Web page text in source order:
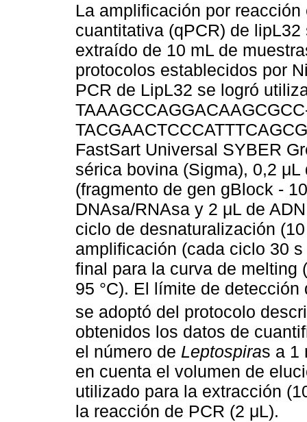
La amplificación por
cuantitativa (qPCR) de
extraído de 10 mL de
protocolos establecidos por
PCR de LipL32 se logró
FastSart Universal SYBER
sérica bovina (Sigma), 0,2
(fragmento de gen gBlock -
DNAsa/RNAsa y 2 μL de
ciclo de desnaturalización
amplificación (cada ciclo 30
final para la curva de melting
95 °C). El límite de
se adoptó del protocolo
obtenidos los datos de
el número de Leptospiras a 1
en cuenta el volumen de
utilizado para la extracción
la reacción de PCR (2 μL).